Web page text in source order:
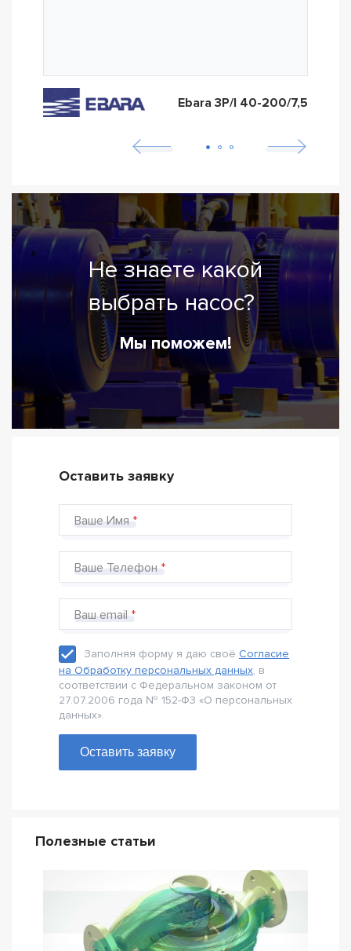
Ebara 3P/I 40-200/7,5
Не знаете какой
выбрать насос?
Мы поможем!
Оставить заявку
Ваше Имя
Ваше Телефон
Ваш email
Заполняя форму я даю своё Согласие
на Обработку персональных данных, в
соответствии с Федеральном законом от
27.07.2006 года № 152-Ф3 «О персональных
данных».
Оставить заявку
Полезные статьи